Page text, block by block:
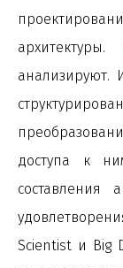
анализируют.
доступа к
составления
Scientist и Big